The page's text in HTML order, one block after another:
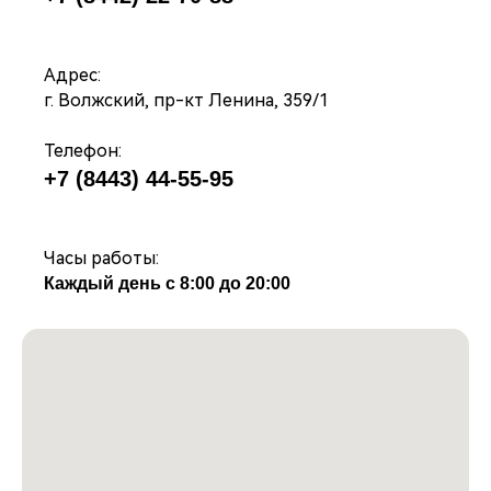
Адрес:
г. Волжский, пр-кт Ленина, 359/1
Телефон:
+7 (8443) 44-55-95
Часы работы:
Каждый день с 8:00 до 20:00